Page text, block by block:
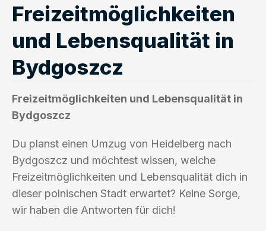
Freizeitmöglichkeiten
und Lebensqualität in
Bydgoszcz
Freizeitmöglichkeiten und Lebensqualität in
Bydgoszcz
Du planst einen Umzug von Heidelberg nach
Bydgoszcz und möchtest wissen, welche
Freizeitmöglichkeiten und Lebensqualität dich in
dieser polnischen Stadt erwartet? Keine Sorge,
wir haben die Antworten für dich!